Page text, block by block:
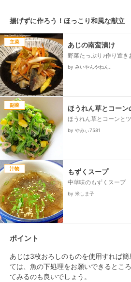
揚げずに作ろう！ほっこり和風な献立
主菜 あじの南蛮漬け
野菜たっぷり♪作り置
by みいやんやねん。
副菜 ほうれん草とコーン
ほうれん草とコーンと
by やみぃ7581
汁物 もずくスープ
中華味のもずくスープ
by 米しま子
ポイント
あじは3枚おろしのものを使用すれば
ては、魚の下処理をお願いできるとこ
てみるのも良いでしょう。